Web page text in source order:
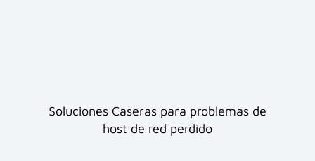
Soluciones Caseras para problemas de
host de red perdido